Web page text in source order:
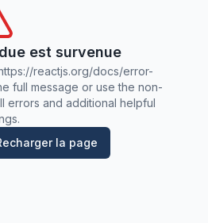
est survenue
reactjs.org/docs/error-
full message or use the non-
errors and additional helpful
la page